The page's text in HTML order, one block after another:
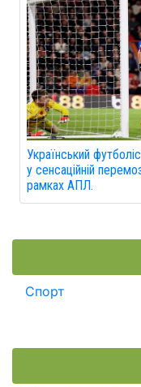
Український
у сенсаційній
рамках АПЛ.
Спорт